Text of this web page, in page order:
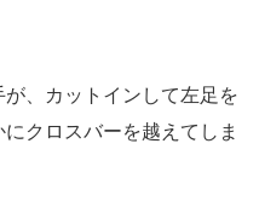
、カットインして左足を
クロスバーを越えてしま